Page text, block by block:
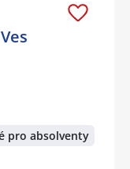
pro absolventy